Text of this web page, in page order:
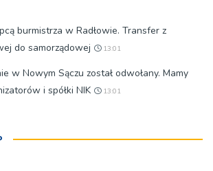
burmistrza w Radłowie. Transfer z
do samorządowej
13:01
w Nowym Sączu został odwołany. Mamy
i spółki NIK
13:01